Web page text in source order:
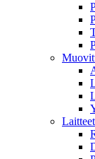
Laitteet